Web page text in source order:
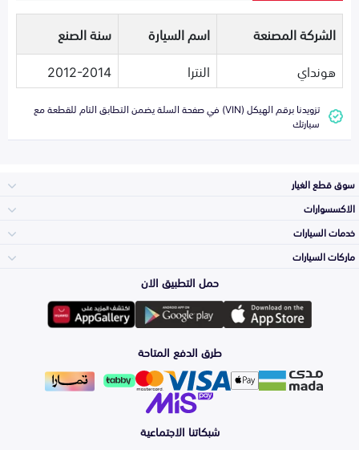
الشركة المصنعة اسم السيارة
سنة الصنع
هونداي
النترا 2012-2014
تزويدنا برقم الهيكل (VIN) في صفحة السلة يضمن التطابق التام للقطعة مع
سيارتك
سوق قطع الغيار
المكائن، القيرات
وملحقاتها
الشمعات
والاصطبات (الاضاءة)
الفرامل والأقمشة
الاكسسوارات
لوازم الرحلات
اكسسوارات العناية
خدمات السيارات
الأكثر مبيعاً
التلميع والعناية
ماركات السيارات
تويوتا
هيونداي
كيا
حمل التطبيق الان
طرق الدفع المتاحة
شبكاتنا الاجتماعية